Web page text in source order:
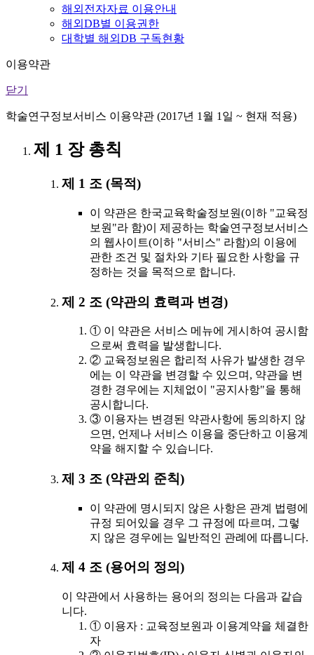
해외전자자료 이용안내
해외DB별 이용권한
대학별 해외DB 구독현황
이용약관
닫기
학술연구정보서비스 이용약관 (2017년 1월 1일 ~ 현재 적용)
제 1 장 총칙
제 1 조 (목적)
이 약관은 한국교육학술정보원(이하 "교육정
보원"라 함)이 제공하는 학술연구정보서비스
의 웹사이트(이하 "서비스" 라함)의 이용에
관한 조건 및 절차와 기타 필요한 사항을 규
정하는 것을 목적으로 합니다.
제 2 조 (약관의 효력과 변경)
① 이 약관은 서비스 메뉴에 게시하여 공시함
으로써 효력을 발생합니다.
② 교육정보원은 합리적 사유가 발생한 경우
에는 이 약관을 변경할 수 있으며, 약관을 변
경한 경우에는 지체없이 "공지사항"을 통해
공시합니다.
③ 이용자는 변경된 약관사항에 동의하지 않
으면, 언제나 서비스 이용을 중단하고 이용계
약을 해지할 수 있습니다.
제 3 조 (약관외 준칙)
이 약관에 명시되지 않은 사항은 관계 법령에
규정 되어있을 경우 그 규정에 따르며, 그렇
지 않은 경우에는 일반적인 관례에 따릅니다.
제 4 조 (용어의 정의)
이 약관에서 사용하는 용어의 정의는 다음과 같습
니다.
① 이용자 : 교육정보원과 이용계약을 체결한
자